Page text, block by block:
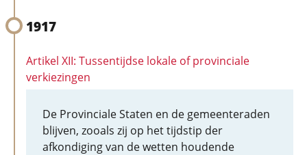
1917
Artikel XII: Tussentijdse lokale of provinciale
verkiezingen
De Provinciale Staten en de gemeenteraden
blijven, zooals zij op het tijdstip der
afkondiging van de wetten houdende